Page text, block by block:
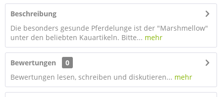
Beschreibung
Die besonders gesunde Pferdelunge ist der "Marshmellow"
unter den beliebten Kauartikeln. Bitte... mehr
Bewertungen
0
Bewertungen lesen, schreiben und diskutieren... mehr